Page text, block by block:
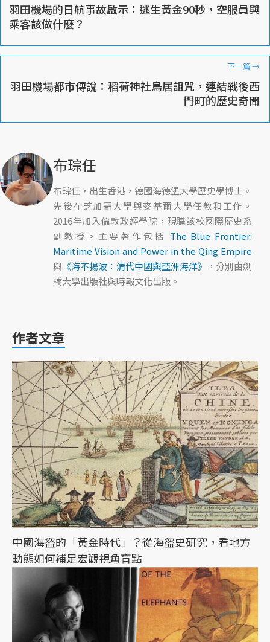
羽田機場的日航事故啟示：逃生黃金90秒，空服員與
乘客該做什麼？
下一篇→
羽田機場都市傳說：稻荷神社鳥居詛咒，連結戰後西
門町的歷史奇聞
布琮任
布琮任，出生香港，德國海德堡大學歷史學博士。
先後在芝加哥大學與麥基爾大學任教和工作。
2016年加入倫敦政經學院，現職該校國際歷史系
副教授。主要著作包括 The Blue Frontier:
Maritime Vision and Power in the Qing Empire
與 《海不揚波：清代中國與亞洲海洋》
，分別由劍
橋大學出版社與時報文化出版。
作者文章
中國海盜的「黃金時代」？從海盜史研究，看地方
動態如何補足宏觀視角盲點